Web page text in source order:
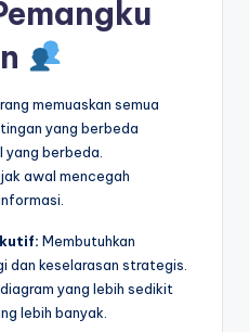
memuaskan semua
yang berbeda
yang berbeda.
awal mencegah
Membutuhkan
dan keselarasan strategis.
yang lebih sedikit
lebih banyak.